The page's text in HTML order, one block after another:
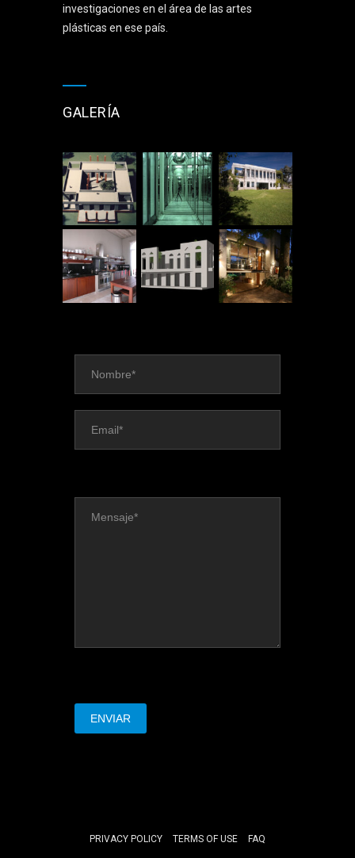
investigaciones en el área de las artes
plásticas en ese país.
GALERÍA
PRIVACY POLICY TERMS OF USE FAQ